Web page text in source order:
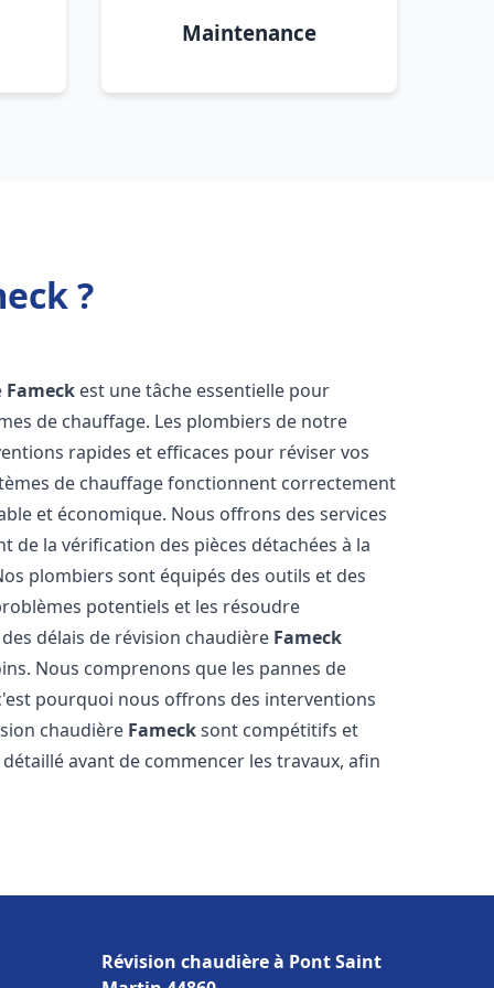
Maintenance
?
Fameck est une tâche essentielle pour
de chauffage. Les plombiers de notre
rapides et efficaces pour réviser vos
de chauffage fonctionnent correctement
et économique. Nous offrons des services
de la vérification des pièces détachées à la
plombiers sont équipés des outils et des
potentiels et les résoudre
délais de révision chaudière Fameck
Nous comprenons que les pannes de
pourquoi nous offrons des interventions
chaudière Famecksont compétitifs et
avant de commencer les travaux, afin
Révision chaudière à Pont Saint